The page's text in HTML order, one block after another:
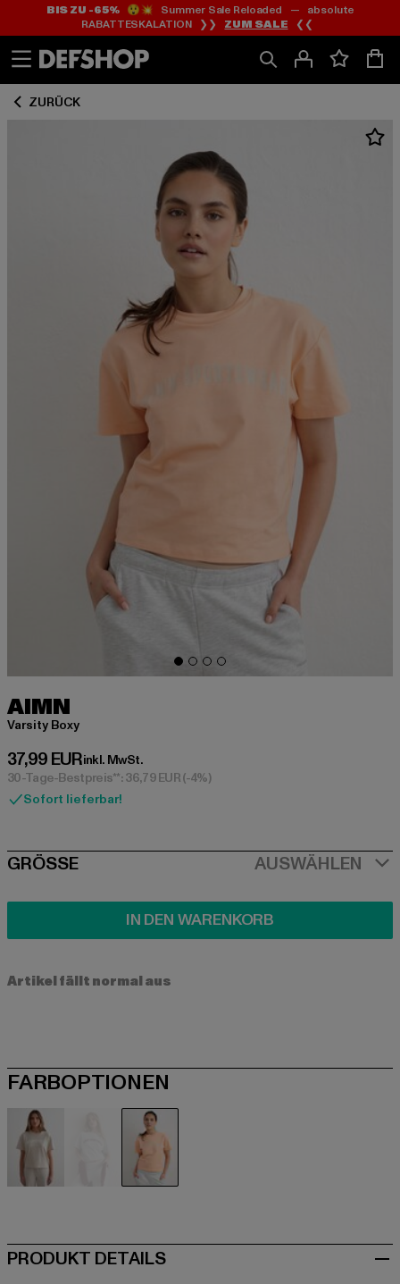
Zum
Inhalt
springen
Zum
Fußzeile
springen
BIS ZU -65%😲💥 Summer Sale Reloaded — absolute
RABATTESKALATION ❯❯ ZUM SALE ❮❮
ZURÜCK
AIMN
Varsity Boxy
37,99 EUR
Derzeitiger Preis: 37,99 EUR
inkl. MwSt.
30-Tage-Bestpreis**: 36,79 EUR(-4%)
Sofort lieferbar!
SIZE
GRÖSSE AUSWÄHLEN
IN DEN WARENKORB
Artikel fällt normal aus
FARBOPTIONEN
PRODUKT DETAILS